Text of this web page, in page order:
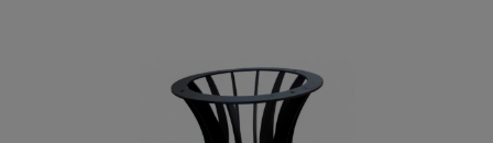
Ten stelaż został specjalnie zaprojektowany z myślą o
stolikach kawowych, oferując równie wyjątkową estetykę i
solidność co jego większy odpowiednik.